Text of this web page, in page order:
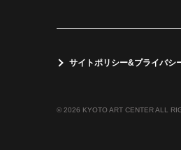
サイトポリシー&プライバシ
© 2026 KYOTO ART CENTER ALL